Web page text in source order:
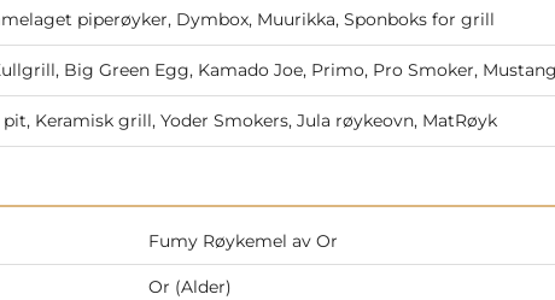
piperøyker, Dymbox, Muurikka, Sponboks for grill
Big Green Egg, Kamado Joe, Primo, Pro Smoker,
Keramisk grill, Yoder Smokers, Jula røykeovn, MatRøyk
Fumy Røykemel av Or
Or (Alder)